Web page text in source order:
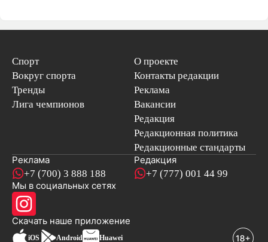
Спорт
Вокруг спорта
Тренды
Лига чемпионов
О проекте
Контакты редакции
Реклама
Вакансии
Редакция
Редакционная политика
Редакционные стандарты
Реклама
+7 (700) 3 888 188
Редакция
+7 (777) 001 44 99
Мы в социальных сетях
Скачать наше приложениеновостей
iOS Android Huawei